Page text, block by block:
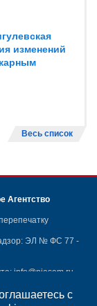
с
изменений
Весь список
Агентство
ЭЛ № ФС 77 -
info@niasam.ru